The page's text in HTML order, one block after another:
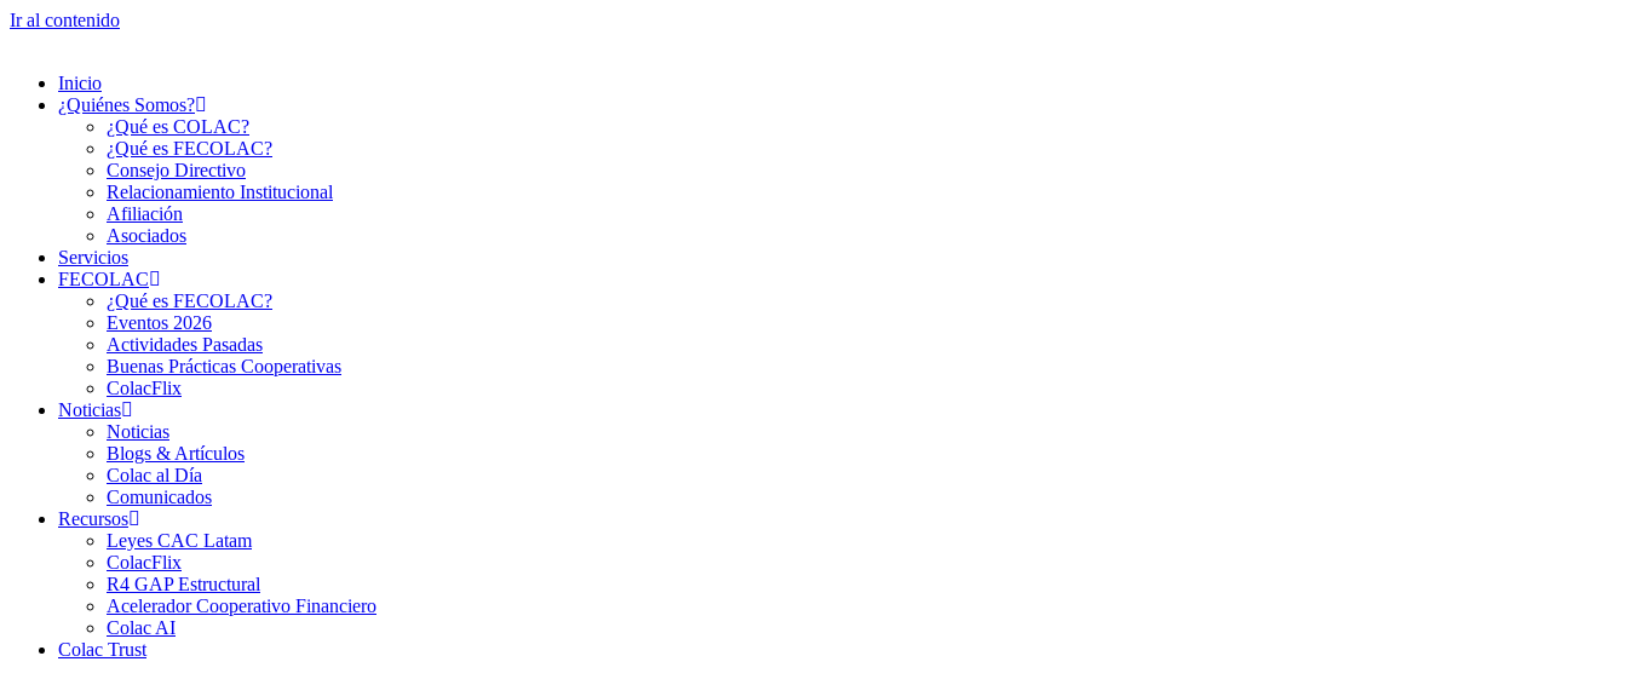
Ir al contenido
Inicio
¿Quiénes Somos?
¿Qué es COLAC?
¿Qué es FECOLAC?
Consejo Directivo
Relacionamiento Institucional
Afiliación
Asociados
Servicios
FECOLAC
¿Qué es FECOLAC?
Eventos 2026
Actividades Pasadas
Buenas Prácticas Cooperativas
ColacFlix
Noticias
Noticias
Blogs & Artículos
Colac al Día
Comunicados
Recursos
Leyes CAC Latam
ColacFlix
R4 GAP Estructural
Acelerador Cooperativo Financiero
Colac AI
Colac Trust